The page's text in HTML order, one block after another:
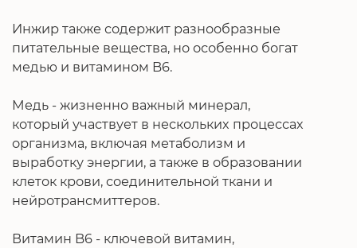
Инжир также содержит разнообразные
питательные вещества, но особенно богат
медью и витамином B6.
Медь - жизненно важный минерал,
который участвует в нескольких процессах
организма, включая метаболизм и
выработку энергии, а также в образовании
клеток крови, соединительной ткани и
нейротрансмиттеров.
Витамин B6 - ключевой витамин,